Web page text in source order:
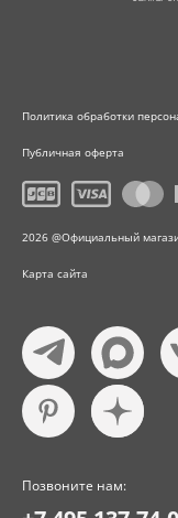
Политика обработки
Публичная оферта
2026 @Официальный
Карта сайта
Позвоните нам: